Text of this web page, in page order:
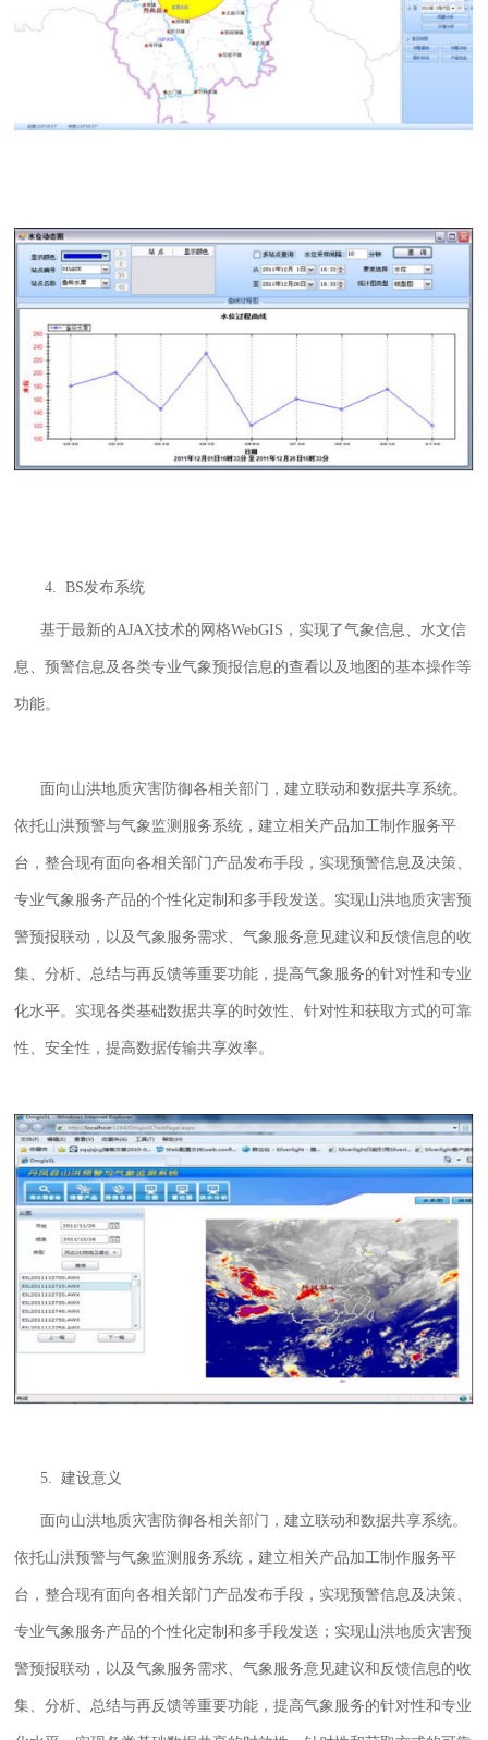
4. BS发布系统
基于最新的AJAX技术的网格WebGIS，实现了气象信息、水文信
息、预警信息及各类专业气象预报信息的查看以及地图的基本操作等
功能。
面向山洪地质灾害防御各相关部门，建立联动和数据共享系统。
依托山洪预警与气象监测服务系统，建立相关产品加工制作服务平
台，整合现有面向各相关部门产品发布手段，实现预警信息及决策、
专业气象服务产品的个性化定制和多手段发送。实现山洪地质灾害预
警预报联动，以及气象服务需求、气象服务意见建议和反馈信息的收
集、分析、总结与再反馈等重要功能，提高气象服务的针对性和专业
化水平。实现各类基础数据共享的时效性、针对性和获取方式的可靠
性、安全性，提高数据传输共享效率。
5. 建设意义
面向山洪地质灾害防御各相关部门，建立联动和数据共享系统。
依托山洪预警与气象监测服务系统，建立相关产品加工制作服务平
台，整合现有面向各相关部门产品发布手段，实现预警信息及决策、
专业气象服务产品的个性化定制和多手段发送；实现山洪地质灾害预
警预报联动，以及气象服务需求、气象服务意见建议和反馈信息的收
集、分析、总结与再反馈等重要功能，提高气象服务的针对性和专业